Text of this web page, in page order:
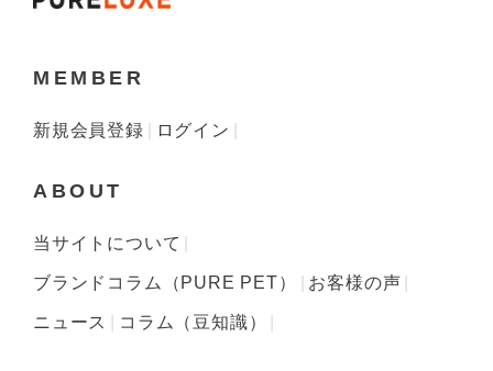
MEMBER
新規会員登録 ログイン
ABOUT
当サイトについて
ブランドコラム（PURE PET） お客様の声
ニュース コラム（豆知識）